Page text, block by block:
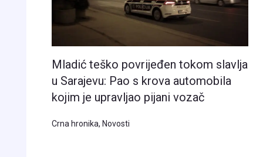
Mladić teško povrijeđen tokom slavlja
u Sarajevu: Pao s krova automobila
kojim je upravljao pijani vozač
Crna hronika, Novosti